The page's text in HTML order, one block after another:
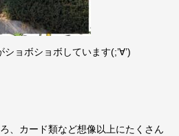
ョボショボしています(;’∀’)
、カード類など想像以上にたくさん